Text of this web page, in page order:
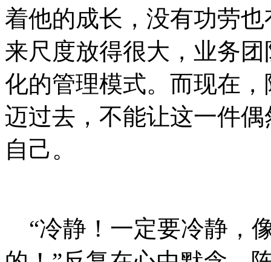
着他的成长，没有功劳
来尺度放得很大，业务
化的管理模式。而现在
迈过去，不能让这一件
自己。
“冷静！一定要冷静，